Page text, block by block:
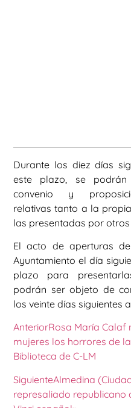
Durante los diez días
este plazo, se podrán
convenio y
relativas tanto a la
las presentadas por
El acto de aperturas
Ayuntamiento el día
plazo para
podrán ser objeto de
los veinte días siguientes
AnteriorRosa María
mujeres los horrores de
Biblioteca de C-LM
SiguienteAlmedina
represaliado republicano